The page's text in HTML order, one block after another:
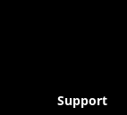
Support